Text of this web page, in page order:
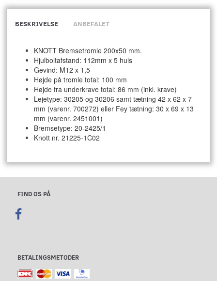
BESKRIVELSE ANBEFALET
KNOTT Bremsetromle 200x50 mm.
Hjulboltafstand: 112mm x 5 huls
Gevind: M12 x 1,5
Højde på tromle total: 100 mm
Højde fra underkrave total: 86 mm (inkl. krave)
Lejetype: 30205 og 30206 samt tætning 42 x 62 x 7
mm (varenr. 700272) eller Fey tætning: 30 x 69 x 13
mm (varenr. 2451001)
Bremsetype: 20-2425/1
Knott nr. 21225-1C02
FIND OS PÅ
BETALINGSMETODER